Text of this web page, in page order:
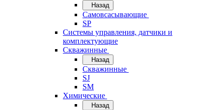
Назад
Самовсасывающие
SP
Системы управления, датчики и
комплектующие
Скважинные
Назад
Скважинные
SJ
SM
Химические
Назад